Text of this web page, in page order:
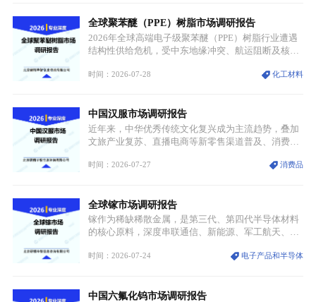
贯穿传统工业、高端制造、军工、新能源等多个核心
产业，成为现代工业体系中不可或缺的基础材料。
全球聚苯醚（PPE）树脂市场调研报告
2026年全球高端电子级聚苯醚（PPE）树脂行业遭遇
结构性供给危机，受中东地缘冲突、航运阻断及核心
停产，行业长期维持寡头垄断的供应链格局彻底瓦
价无市”的供给真空，并沿高频覆铜板、PCB电路板向
AI服务器、5G基站等高端电子终端持续传导，全产业
链生产、成本、交付均承受巨大压力。
时间：2026-07-28 化工材料
中国汉服市场调研报告
近年来，中华优秀传统文化复兴成为主流趋势，叠加
文旅产业复苏、直播电商等新零售渠道普及、消费群
服不再局限于传统节日、古风活动等小众场景，逐步
重要载体。同时，行业标准落地、生产技术升级、原
创设计能力提升，进一步夯实产业发展根基，吸引传
统服饰品牌、文旅企业等跨界入局，市场活力持续释
时间：2026-07-27 消费品
全球镓市场调研报告
镓作为稀缺稀散金属，是第三代、第四代半导体材料
的核心原料，深度串联通信、新能源、军工航天、光
与大国科技博弈的关键战略资源。镓并非传统大宗金
领域渗透”的战略体系，成为全球科技产业运转的刚
时间：2026-07-24 电子产品和半导体
中国六氟化钨市场调研报告